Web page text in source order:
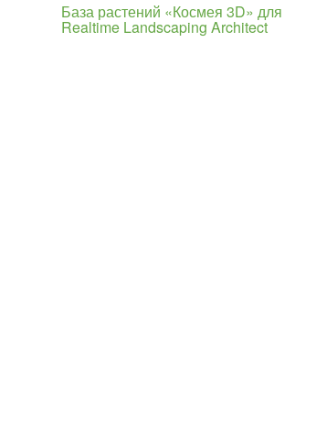
База растений «Космея 3D» для
Realtime Landscaping Architect